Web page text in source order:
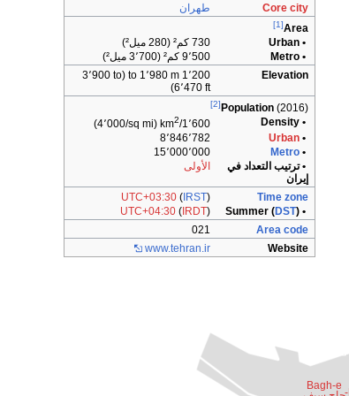
Core city
طهران
Area
[1]
• Urban
730 كم² (280 ميل²)
• Metro
9٬500 كم² (3٬700 ميل²)
Elevation
1٬200 to 1٬980 m (3٬900 to
6٬470 ft)
Population (2016)
[2]
• Density 1٬600/km 2
(4٬000/sq mi)
•
Urban
8٬846٬782
•
Metro
15٬000٬000
• ترتيب التعداد في
إيران
الأولى
Time zone
UTC+03:30(IRST)
• Summer (
DST)
UTC+04:30(IRDT)
Area code
021
Website
www.tehran.ir
Bagh-e